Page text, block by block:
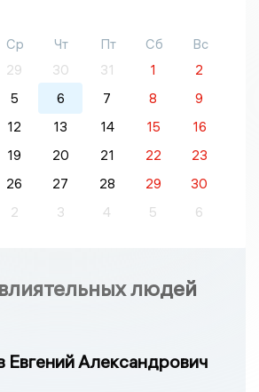
Ср Чт Пт Сб
Вс
29 30 31 1
2
5 6 7 8
9
12 13 14 15
16
19 20 21 22
23
26 27 28 29
30
2 3 4 5 6
людей
Александрович